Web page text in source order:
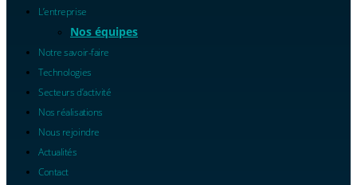
L’entreprise
Nos équipes
Notre savoir-faire
Technologies
Secteurs d’activité
Nos réalisations
Nous rejoindre
Actualités
Contact